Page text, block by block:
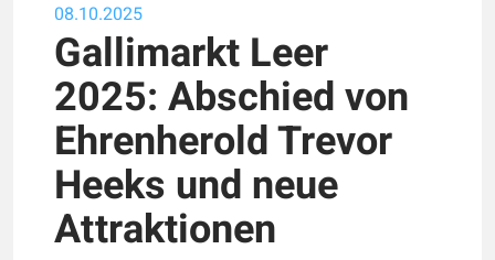
08.10.2025
Gallimarkt Leer
2025: Abschied von
Ehrenherold Trevor
Heeks und neue
Attraktionen